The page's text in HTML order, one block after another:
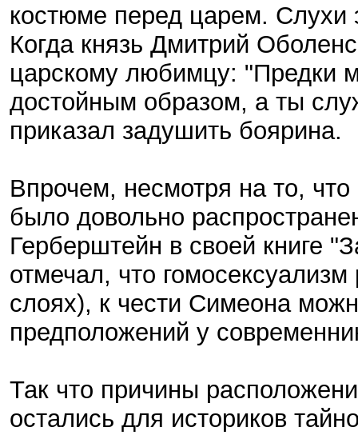
костюме перед царем. Слухи
Когда князь Дмитрий
царскому любимцу: "Предки
достойным образом, а ты
приказал задушить боярина.
Впрочем, несмотря на то,
было довольно
Герберштейн в своей книге
отмечал, что
слоях), к чести Симеона
предположений у
Так что причины
остались для историков